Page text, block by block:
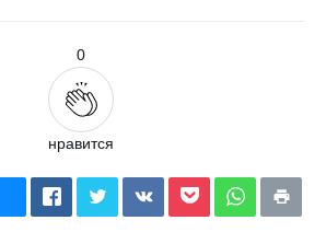
0
нравится